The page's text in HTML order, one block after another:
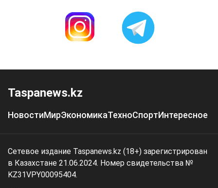
Taspanews.kz
НовостиМирЭкономикаТехноСпортИнтересное
Сетевое издание Taspanews.kz (18+) зарегистрирован
в Казахстане 21.06.2024. Номер свидетельства №
KZ31VPY00095404.